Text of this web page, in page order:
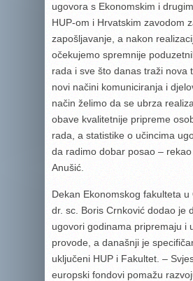
ugovora s Ekonomskim i
HUP-om i Hrvatskim zavodom
zapošljavanje, a nakon
očekujemo spremnije
rada i sve što danas traži nova
novi načini komuniciranja i
način želimo da se ubrza
obave kvalitetnije pripreme
rada, a statistike o učincima
da radimo dobar posao –
Anušić.
Dekan Ekonomskog fakulteta u
dr. sc. Boris Crnković dodao je
ugovori godinama pripremaju i
provode, a današnji je
uključeni HUP i Fakultet. –
europski fondovi pomažu